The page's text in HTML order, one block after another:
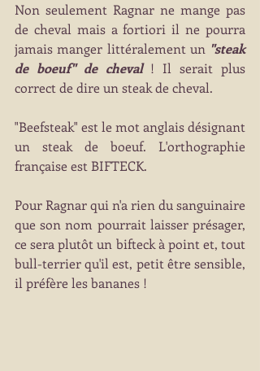
Non seulement Ragnar ne mange pas
de cheval mais a fortiori il ne pourra
jamais manger littéralement un "steak
de boeuf" de cheval ! Il serait plus
correct de dire un steak de cheval.
"Beefsteak" est le mot anglais désignant
un steak de boeuf. L'orthographie
française est BIFTECK.
Pour Ragnar qui n'a rien du sanguinaire
que son nom pourrait laisser présager,
ce sera plutôt un bifteck à point et, tout
bull-terrier qu'il est, petit être sensible,
il préfère les bananes !